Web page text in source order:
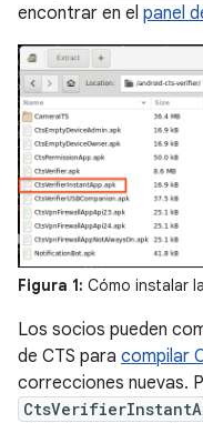
encontrar en el panel
Figura 1: Cómo instalar
Los socios pueden
de CTS para compilar
correcciones nuevas.